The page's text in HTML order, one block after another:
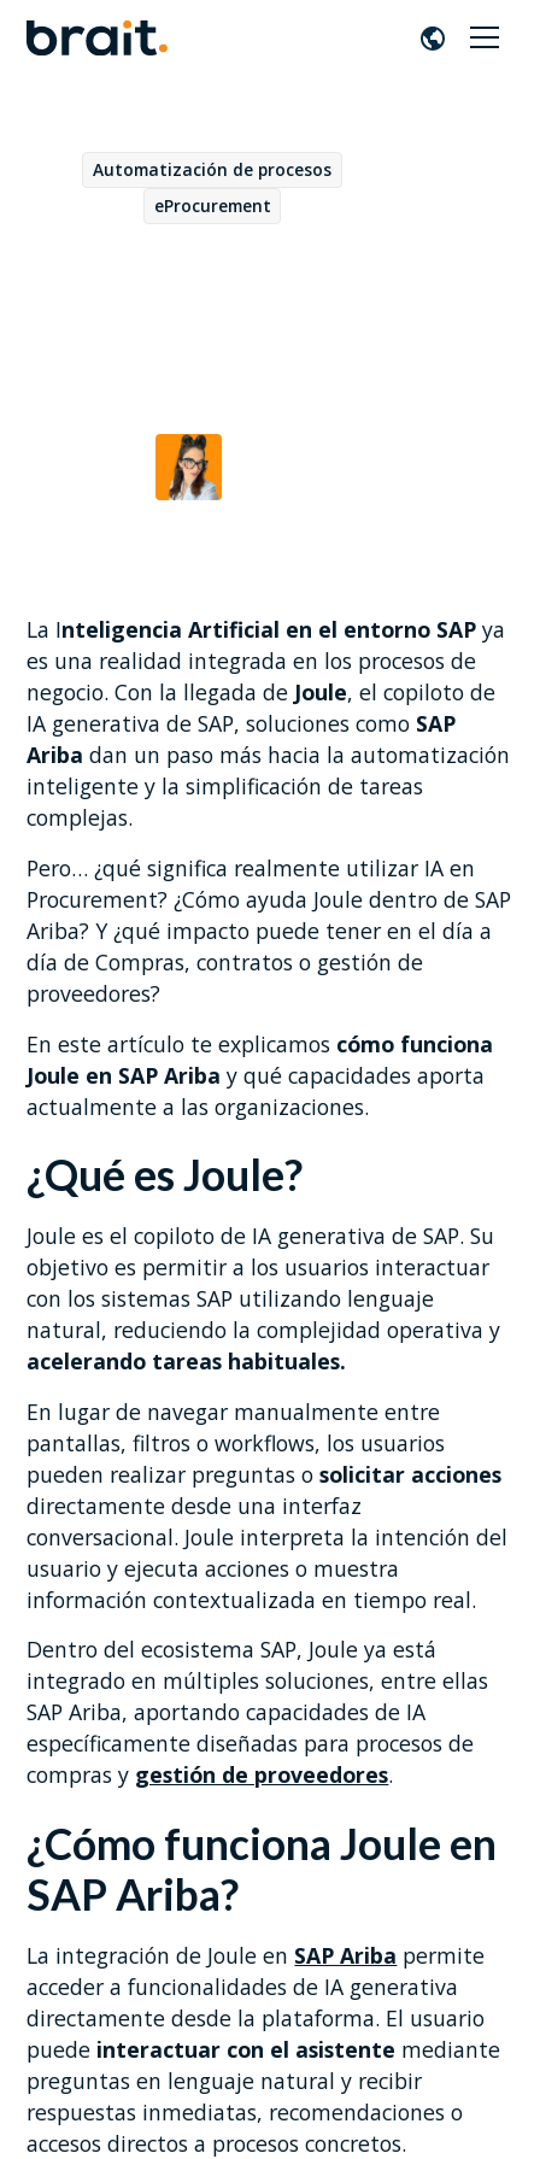
Automatización de procesos
eProcurement
La Inteligencia Artificial en el entorno SAP ya
es una realidad integrada en los procesos de
negocio. Con la llegada de Joule, el copiloto de
IA generativa de SAP, soluciones como SAP
Ariba dan un paso más hacia la automatización
inteligente y la simplificación de tareas
complejas.
Pero… ¿qué significa realmente utilizar IA en
Procurement? ¿Cómo ayuda Joule dentro de SAP
Ariba? Y ¿qué impacto puede tener en el día a
día de Compras, contratos o gestión de
proveedores?
En este artículo te explicamos cómo funciona
Joule en SAP Ariba y qué capacidades aporta
actualmente a las organizaciones.
¿Qué es Joule?
Joule es el copiloto de IA generativa de SAP. Su
objetivo es permitir a los usuarios interactuar
con los sistemas SAP utilizando lenguaje
natural, reduciendo la complejidad operativa y
acelerando tareas habituales.
En lugar de navegar manualmente entre
pantallas, filtros o workflows, los usuarios
pueden realizar preguntas osolicitar acciones
directamente desde una interfaz
conversacional. Joule interpreta la intención del
usuario y ejecuta acciones o muestra
información contextualizada en tiempo real.
Dentro del ecosistema SAP, Joule ya está
integrado en múltiples soluciones, entre ellas
SAP Ariba, aportando capacidades de IA
específicamente diseñadas para procesos de
compras y gestión de proveedores.
¿Cómo funciona Joule en
SAP Ariba?
La integración de Joule en SAP Ariba permite
acceder a funcionalidades de IA generativa
directamente desde la plataforma. El usuario
puede interactuar con el asistente mediante
preguntas en lenguaje natural y recibir
respuestas inmediatas, recomendaciones o
accesos directos a procesos concretos.